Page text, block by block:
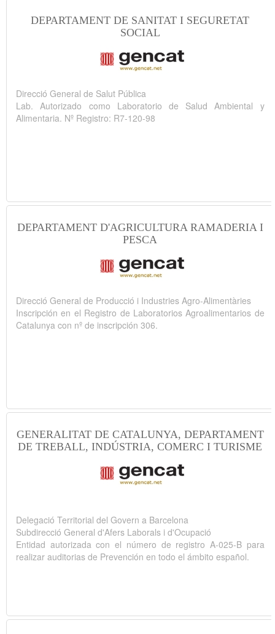
DEPARTAMENT DE SANITAT I SEGURETAT
SOCIAL
Direcció General de Salut Pública
Lab. Autorizado como Laboratorio de Salud Ambiental y
Alimentaria. Nº Registro: R7-120-98
DEPARTAMENT D'AGRICULTURA RAMADERIA I
PESCA
Direcció General de Producció i Industries Agro-Alimentàries
Inscripción en el Registro de Laboratorios Agroalimentarios de
Catalunya con nº de inscripción 306.
GENERALITAT DE CATALUNYA, DEPARTAMENT
DE TREBALL, INDÚSTRIA, COMERC I TURISME
Delegació Territorial del Govern a Barcelona
Subdirecció General d'Afers Laborals i d'Ocupació
Entidad autorizada con el número de registro A-025-B para
realizar auditorias de Prevención en todo el ámbito español.